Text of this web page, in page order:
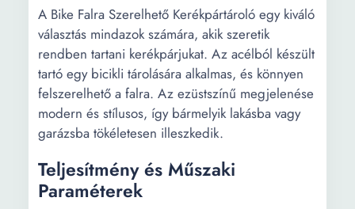
A Bike Falra Szerelhető Kerékpártároló egy kiváló
választás mindazok számára, akik szeretik
rendben tartani kerékpárjukat. Az acélból készült
tartó egy bicikli tárolására alkalmas, és könnyen
felszerelhető a falra. Az ezüstszínű megjelenése
modern és stílusos, így bármelyik lakásba vagy
garázsba tökéletesen illeszkedik.
Teljesítmény és Műszaki
Paraméterek